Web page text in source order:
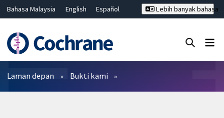
Bahasa Malaysia English
Español
Hrvatski
Deutsch ไทย
繁體中文
简体中文
Lebih banyak bahasa
Penapis
Laman depan Bukti kami